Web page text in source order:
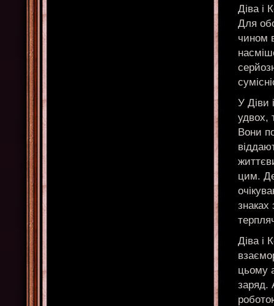
Діва і
Для
чином
У Діви
удвох,
Вони
цим.
знаках
Діва і
цьому
заряд.